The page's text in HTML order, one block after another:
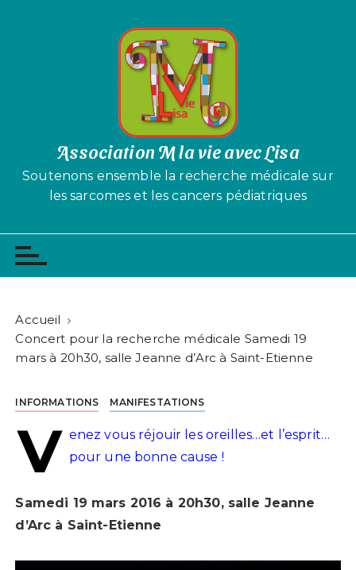
Association M la vie avec Lisa
Soutenons ensemble la recherche médicale sur
les sarcomes et les cancers pédiatriques
Accueil
Concert pour la recherche médicale Samedi 19
mars à 20h30, salle Jeanne d’Arc à Saint-Etienne
INFORMATIONS MANIFESTATIONS
V enez vous réjouir les oreilles…et l’esprit…
pour une bonne cause !
Samedi 19 mars 2016 à 20h30, salle Jeanne
d’Arc à Saint-Etienne